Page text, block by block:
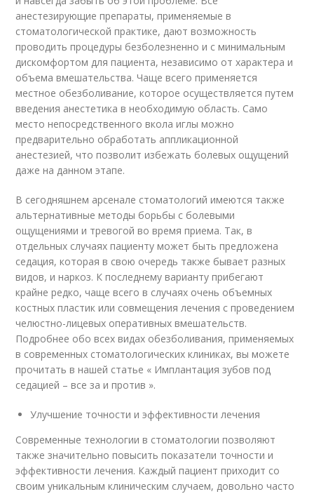
анестезирующие препараты, применяемые в
стоматологической практике, дают возможность
проводить процедуры безболезненно и с минимальным
дискомфортом для пациента, независимо от характера и
объема вмешательства. Чаще всего применяется
местное обезболивание, которое осуществляется путем
введения анестетика в необходимую область. Само
место непосредственного вкола иглы можно
предварительно обработать аппликационной
анестезией, что позволит избежать болевых ощущений
даже на данном этапе.
В сегодняшнем арсенале стоматологий имеются также
альтернативные методы борьбы с болевыми
ощущениями и тревогой во время приема. Так, в
отдельных случаях пациенту может быть предложена
седация, которая в свою очередь также бывает разных
видов, и наркоз. К последнему варианту прибегают
крайне редко, чаще всего в случаях очень объемных
костных пластик или совмещения лечения с проведением
челюстно-лицевых оперативных вмешательств.
Подробнее обо всех видах обезболивания, применяемых
в современных стоматологических клиниках, вы можете
прочитать в нашей статье « Имплантация зубов под
седацией – все за и против ».
Улучшение точности и эффективности лечения
Современные технологии в стоматологии позволяют
также значительно повысить показатели точности и
эффективности лечения. Каждый пациент приходит со
своим уникальным клиническим случаем, довольно часто